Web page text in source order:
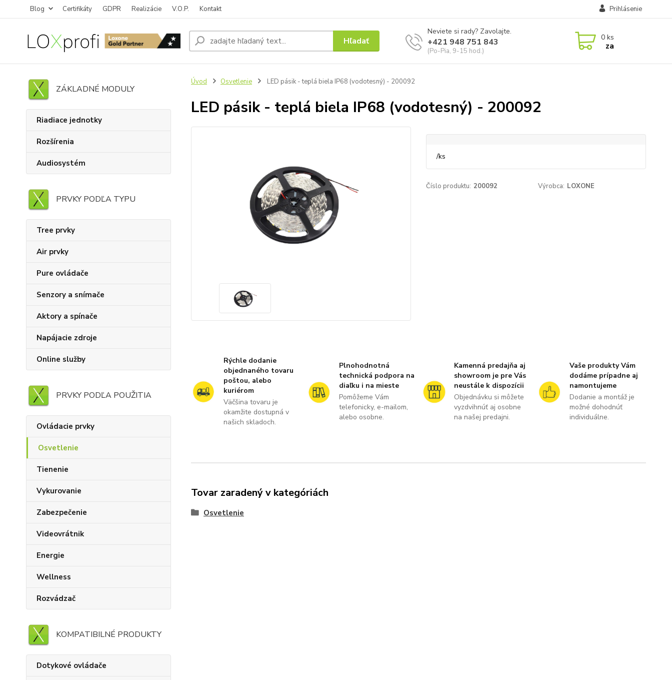
Blog Certifikáty GDPR Realizácie V.O.P. Kontakt Prihlásenie
Hľadať
Neviete si rady? Zavolajte.
+421 948 751 843
(Po-Pia, 9-15 hod.)
0 ks
za
ZÁKLADNÉ MODULY
Riadiace jednotky
Rozšírenia
Audiosystém
PRVKY PODĽA TYPU
Tree prvky
Air prvky
Pure ovládače
Senzory a snímače
Aktory a spínače
Napájacie zdroje
Online služby
PRVKY PODĽA POUŽITIA
Ovládacie prvky
Osvetlenie
Tienenie
Vykurovanie
Zabezpečenie
Videovrátnik
Energie
Wellness
Rozvádzač
KOMPATIBILNÉ PRODUKTY
Dotykové ovládače
Úvod Osvetlenie LED pásik - teplá biela IP68 (vodotesný) - 200092
LED pásik - teplá biela IP68 (vodotesný) - 200092
/ks
Číslo produktu: 200092 Výrobca: LOXONE
Rýchle dodanie
objednaného tovaru
poštou, alebo
kuriérom
Väčšina tovaru je
okamžite dostupná v
našich skladoch.
Plnohodnotná
technická podpora na
diaľku i na mieste
Pomôžeme Vám
telefonicky, e-mailom,
alebo osobne.
Kamenná predajňa aj
showroom je pre Vás
neustále k dispozícii
Objednávku si môžete
vyzdvihnúť aj osobne
na našej predajni.
Vaše produkty Vám
dodáme prípadne aj
namontujeme
Dodanie a montáž je
možné dohodnúť
individuálne.
Tovar zaradený v kategóriách
Osvetlenie